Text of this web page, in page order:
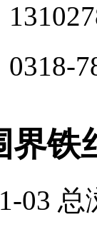
界铁
03 总